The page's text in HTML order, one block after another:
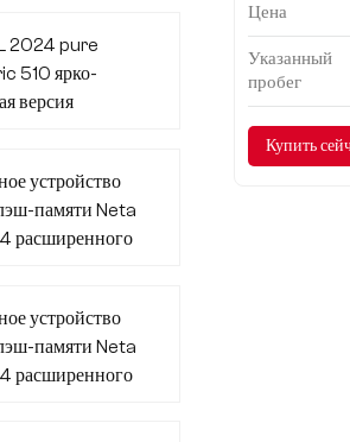
Цена
Указанный
пробег
Купить
2024 pure
510 ярко-
версия
устройство
памяти Neta
расширенного
устройство
памяти Neta
расширенного